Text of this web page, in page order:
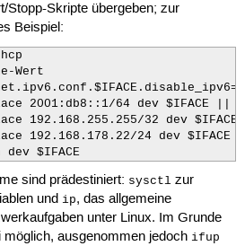
Stopp-Skripte übergeben; zur
Beispiel:
Wert
2001:db8::1/64 dev $IFACE ||
192.168.255.255/32 dev $IFACE
192.168.178.22/24 dev $IFACE
dev $IFACE
sind prädestiniert: sysctl zur
und ip, das allgemeine
unter Linux. Im Grunde
ausgenommen jedoch ifup